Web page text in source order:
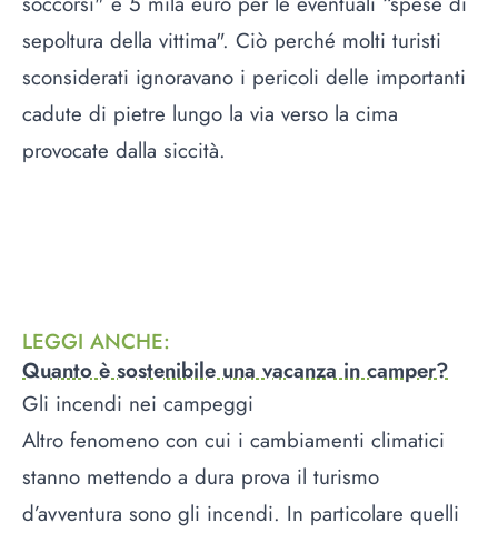
sepoltura della vittima". Ciò perché molti turisti
sconsiderati ignoravano i pericoli delle importanti
cadute di pietre lungo la via verso la cima
provocate dalla siccità.
LEGGI ANCHE:
Quanto è sostenibile una vacanza in camper?
Gli incendi nei campeggi
Altro fenomeno con cui i cambiamenti climatici
stanno mettendo a dura prova il turismo
d’avventura sono gli incendi. In particolare quelli